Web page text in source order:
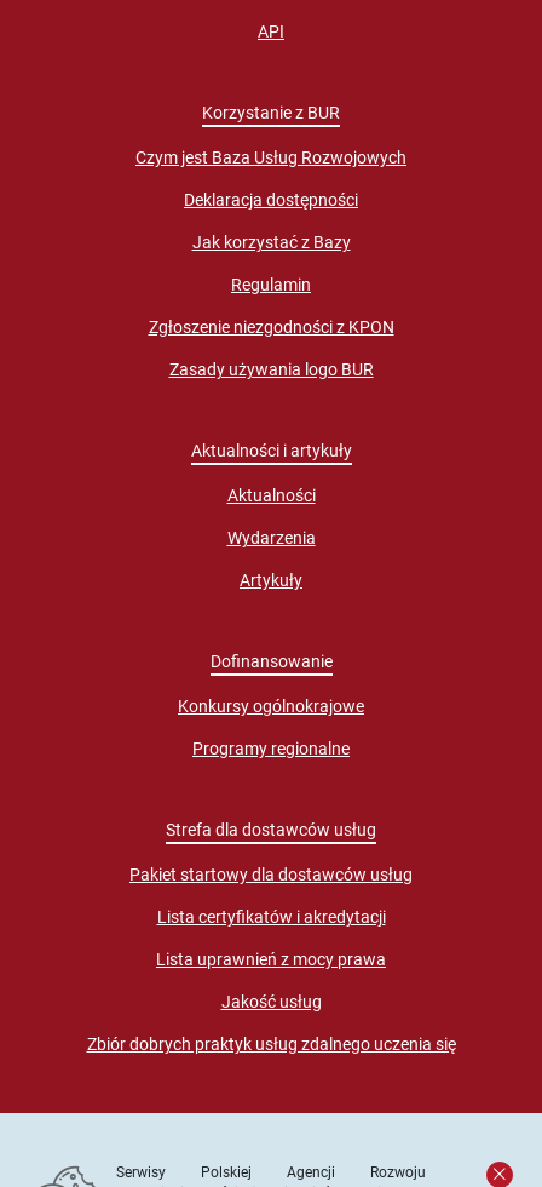
API
Korzystanie z BUR
Czym jest Baza Usług Rozwojowych
Deklaracja dostępności
Jak korzystać z Bazy
Regulamin
Zgłoszenie niezgodności z KPON
Zasady używania logo BUR
Aktualności i artykuły
Aktualności
Wydarzenia
Artykuły
Dofinansowanie
Konkursy ogólnokrajowe
Programy regionalne
Strefa dla dostawców usług
Pakiet startowy dla dostawców usług
Lista certyfikatów i akredytacji
Lista uprawnień z mocy prawa
Jakość usług
Zbiór dobrych praktyk usług zdalnego uczenia się
Serwisy Polskiej Agencji Rozwoju